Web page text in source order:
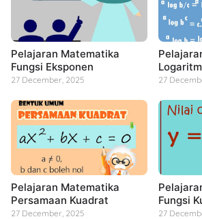
Pelajaran Matematika
Fungsi Eksponen
27 December, 2025 27
Pelajaran Matematika
Persamaan Kuadrat
27 December, 2025
Fungsi
27